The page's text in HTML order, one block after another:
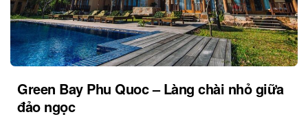
Green Bay Phu Quoc – Làng chài nhỏ giữa
đảo ngọc